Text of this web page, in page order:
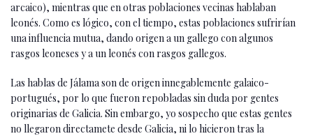
arcaico), mientras que en otras poblaciones vecinas hablaban
leonés. Como es lógico, con el tiempo, estas poblaciones sufrirían
una influencia mutua, dando origen a un gallego con algunos
rasgos leoneses y a un leonés con rasgos gallegos.
Las hablas de Jálama son de origen innegablemente galaico-
portugués, por lo que fueron repobladas sin duda por gentes
originarias de Galicia. Sin embargo, yo sospecho que estas gentes
no llegaron directamete desde Galicia, ni lo hicieron tras la